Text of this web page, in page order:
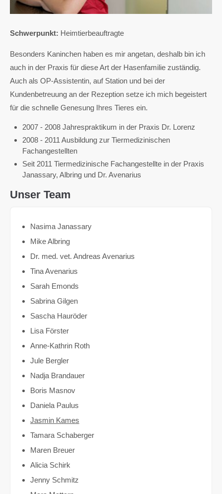
Schwerpunkt: Heimtierbeauftragte
Besonders Kaninchen haben es mir angetan, deshalb bin ich
auch in der Praxis für diese Art der Hasenfamilie zuständig.
Auch als OP-Assistentin, auf Station und bei der
Kundenbetreuung an der Rezeption setze ich mich begeistert
für die schnelle Genesung Ihres Tieres ein.
2007 - 2008 Jahrespraktikum in der Praxis Dr. Lorenz
2008 - 2011 Ausbildung zur Tiermedizinischen
Fachangestellten
Seit 2011 Tiermedizinische Fachangestellte in der Praxis
Janassary, Albring und Dr. Avenarius
Unser Team
Nasima Janassary
Mike Albring
Dr. med. vet. Andreas Avenarius
Tina Avenarius
Sarah Emonds
Sabrina Gilgen
Sascha Hauröder
Lisa Förster
Anne-Kathrin Roth
Jule Bergler
Nadja Brandauer
Boris Masnov
Daniela Paulus
Jasmin Kames
Tamara Schaberger
Maren Breuer
Alicia Schirk
Jenny Schmitz